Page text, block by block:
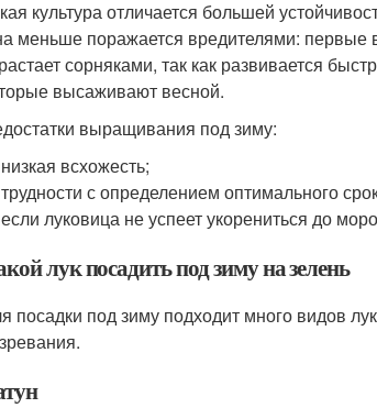
культура отличается большей
меньше поражается вредителями: первые
сорняками, так как развивается
высаживают весной.
выращивания под зиму:
низкая всхожесть;
трудности с определением оптимального
если луковица не успеет укорениться до
лук посадить под зиму на зелень
посадки под зиму подходит много видов